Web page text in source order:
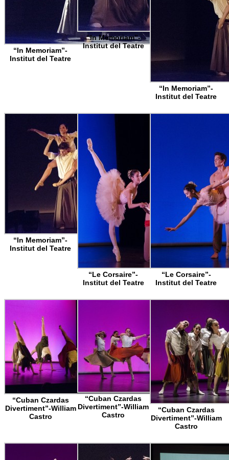
“In Memoriam”-
Institut del Teatre
“In Memoriam”-
Institut del Teatre
“In Memoriam”-
Institut del Teatre
“In Memoriam”-
Institut del Teatre
“Le Corsaire”-
Institut del Teatre
“Le Corsaire”-
Institut del Teatre
“Cuban Czardas
Divertiment”-William
Castro
“Cuban Czardas
Divertiment”-William
Castro
“Cuban Czardas
Divertiment”-William
Castro